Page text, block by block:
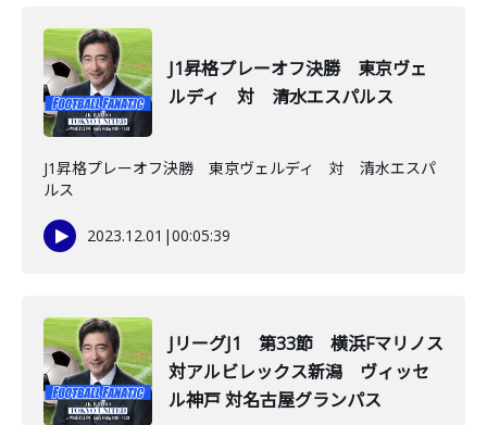
J1昇格プレーオフ決勝 東京ヴェ
ルディ 対 清水エスパルス
J1昇格プレーオフ決勝 東京ヴェルディ 対 清水エスパ
ルス
2023.12.01 |00:05:39
JリーグJ1 第33節 横浜Fマリノス
対アルビレックス新潟 ヴィッセ
ル神戸 対名古屋グランパス